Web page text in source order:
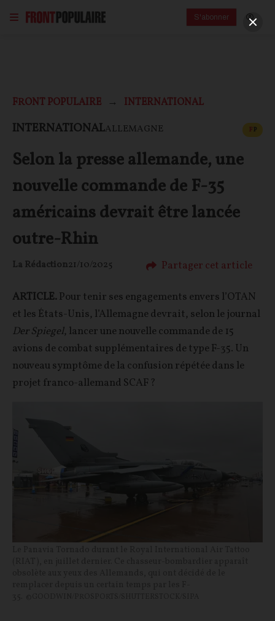
S'abonner
FRONT POPULAIRE INTERNATIONAL
INTERNATIONALALLEMAGNE FP
Selon la presse allemande, une
nouvelle commande de F-35
américains devrait être lancée
outre-Rhin
La Rédaction21/10/2025 Partager cet article
ARTICLE.Pour tenir ses engagements envers l’OTAN
et les États-Unis, l’Allemagne devrait, selon le journal
Der Spiegel, lancer une nouvelle commande de 15
avions de combat supplémentaires de type F-35. Un
nouveau symptôme de la confusion répétée dans le
projet franco-allemand SCAF ?